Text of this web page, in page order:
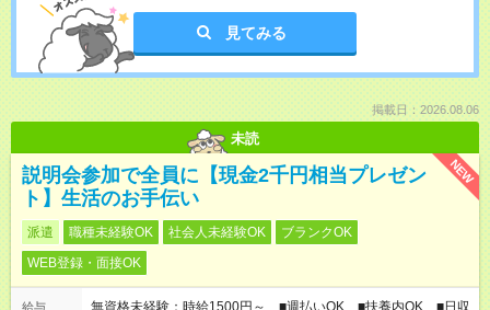
見てみる
掲載日：2026.08.06
未読
NEW
説明会参加で全員に【現金2千円相当プレゼン
ト】生活のお手伝い
派遣 職種未経験OK 社会人未経験OK
ブランクOK
WEB登録・面接OK
給与
無資格未経験：時給1500円～ ■週払いOK ■扶養内OK ■日収